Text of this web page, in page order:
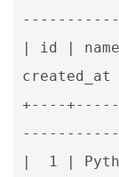
| id |
+----
|  1 |